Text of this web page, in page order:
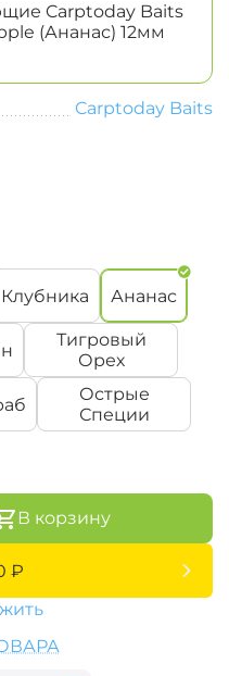
Carptoday Baits
(Ананас) 12мм
Carptoday Baits
Клубника Ананас
Тигровый
Орех
Острые
Специи
В корзину
₽